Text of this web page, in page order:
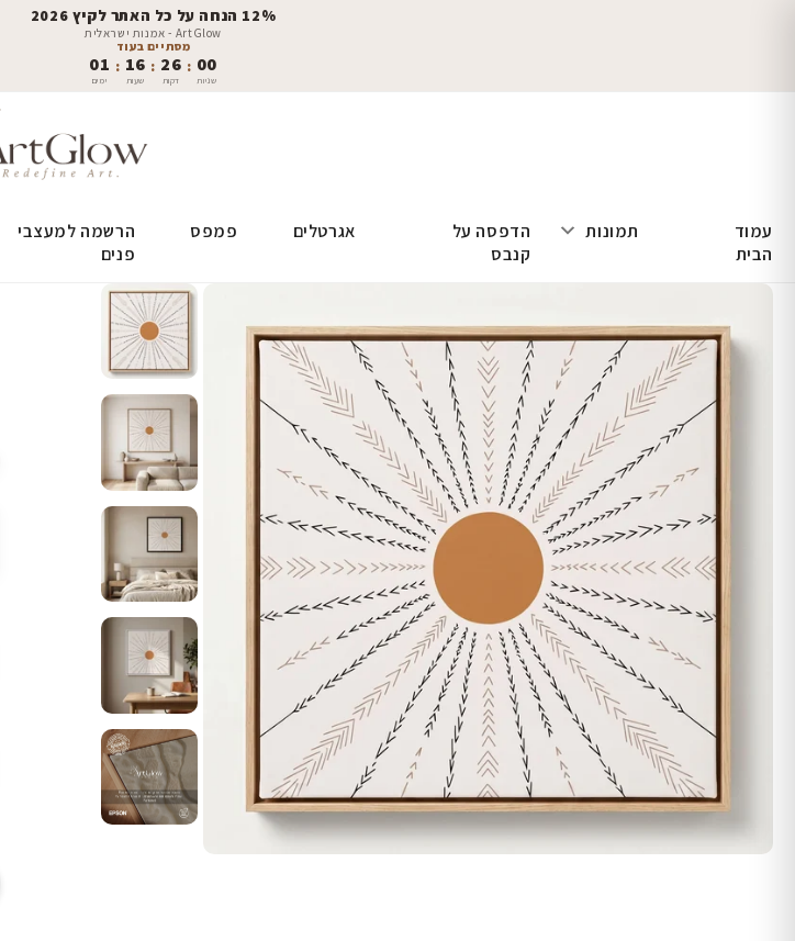
12% הנחה על כל האתר לקיץ 2026
ArtGlow - אמנות ישראלית
מסתיים בעוד
01
ימים
: 16
שעות
: 25
דקות
: 59
שניות
עמוד
הבית
תמונות
הדפסה על
קנבס
אגרטלים פמפס
הרשמה למעצבי
פנים